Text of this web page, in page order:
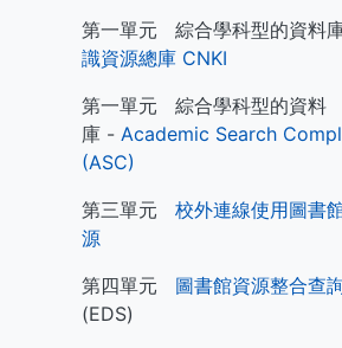
第一單元 綜合學科型的資料
識資源總庫 CNKI
第一單元 綜合學科型的資料
庫 - Academic Search
(ASC)
第三單元 校外連線使用圖書
源
第四單元 圖書館資源整合查
(EDS)